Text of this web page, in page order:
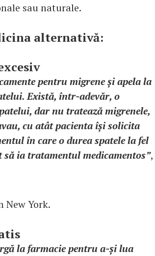
sau naturale.
alternativă:
pentru migrene și apela la
Există, într-adevăr, o
dar nu tratează migrenele,
cu atât pacienta își solicita
în care o durea spatele la fel
ia tratamentul medicamentos”,
New York.
la farmacie pentru a-și lua